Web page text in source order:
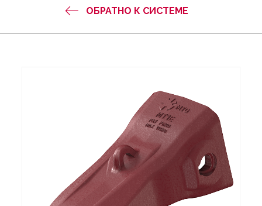
ОБРАТНО К СИСТЕМЕ